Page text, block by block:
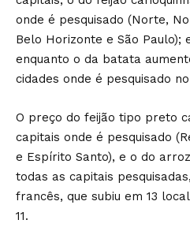
onde é pesquisado (Norte,
Belo Horizonte e São Paulo);
enquanto o da batata
cidades onde é pesquisado
O preço do feijão tipo preto
capitais onde é pesquisado
e Espírito Santo), e o do
todas as capitais
francês, que subiu em 13
11.